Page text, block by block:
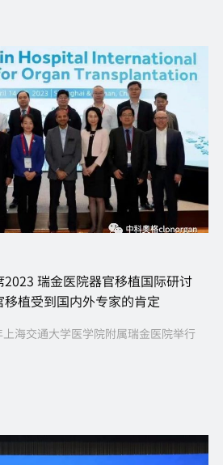
瑞金医院器官移植国际研讨
植受到国内外专家的肯定
海交通大学医学院附属瑞金医院举行